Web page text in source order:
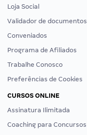
Loja Social
Validador de documentos
Conveniados
Programa de Afiliados
Trabalhe Conosco
Preferências de Cookies
CURSOS ONLINE
Assinatura Ilimitada
Coaching para Concursos